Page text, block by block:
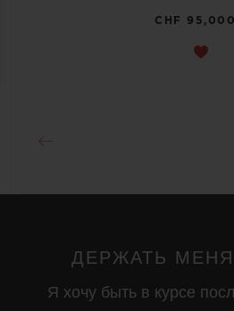
CHF 95,000
ДЕРЖАТЬ
Я хочу быть в курсе